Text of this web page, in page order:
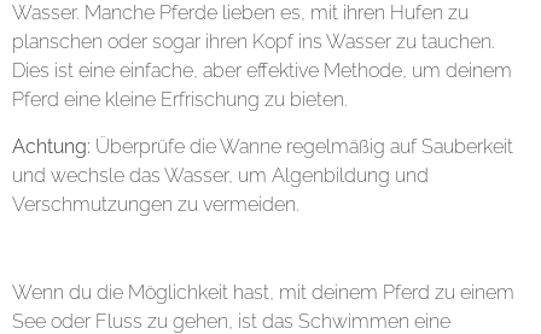
Wasser. Manche Pferde lieben es, mit ihren Hufen zu
planschen oder sogar ihren Kopf ins Wasser zu tauchen.
Dies ist eine einfache, aber effektive Methode, um deinem
Pferd eine kleine Erfrischung zu bieten.
Achtung: Überprüfe die Wanne regelmäßig auf Sauberkeit
und wechsle das Wasser, um Algenbildung und
Verschmutzungen zu vermeiden.
Wenn du die Möglichkeit hast, mit deinem Pferd zu einem
See oder Fluss zu gehen, ist das Schwimmen eine